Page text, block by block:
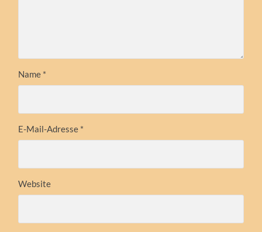
Name *
E-Mail-Adresse *
Website